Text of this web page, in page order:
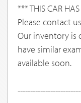
*** THIS CAR
Please contact
Our inventory is
have similar
available soon.